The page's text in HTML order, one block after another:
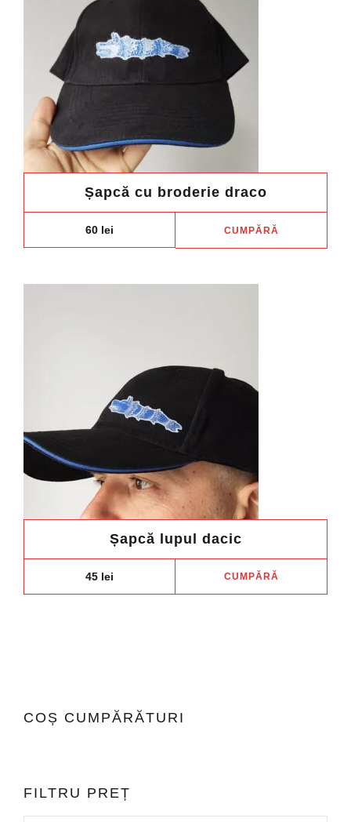
Șapcă cu broderie draco
60 lei CUMPĂRĂ
Șapcă lupul dacic
45 lei CUMPĂRĂ
COȘ CUMPĂRĂTURI
FILTRU PREȚ